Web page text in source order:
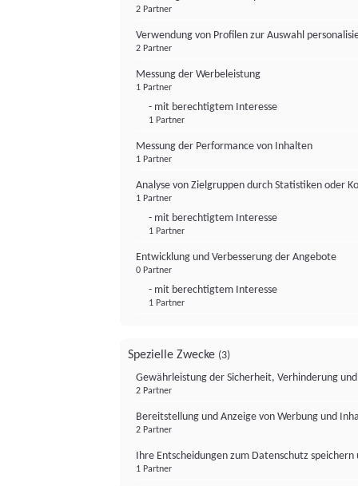
2 Partner
Verwendung von Profilen zur Auswahl
2 Partner
Messung der Werbeleistung
1 Partner
- mit berechtigtem Interesse
1 Partner
Messung der Performance von Inhalten
1 Partner
Analyse von Zielgruppen durch Statistiken oder
1 Partner
- mit berechtigtem Interesse
1 Partner
Entwicklung und Verbesserung der Angebote
0 Partner
- mit berechtigtem Interesse
1 Partner
Spezielle Zwecke (3)
Gewährleistung der Sicherheit, Verhinderung
2 Partner
Bereitstellung und Anzeige von Werbung und
2 Partner
Ihre Entscheidungen zum Datenschutz
1 Partner